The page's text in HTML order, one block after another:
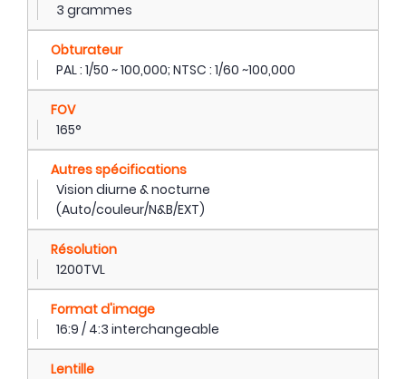
3 grammes
Obturateur
PAL : 1/50 ~ 100,000; NTSC : 1/60 ~100,000
FOV
165°
Autres spécifications
Vision diurne & nocturne
(Auto/couleur/N&B/EXT)
Résolution
1200TVL
Format d'image
16:9 / 4:3 interchangeable
Lentille